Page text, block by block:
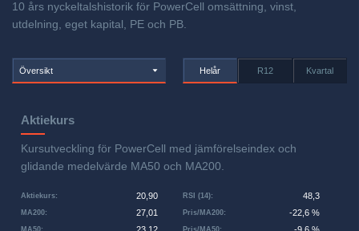
10 års nyckeltalshistorik för PowerCell omsättning, vinst,
utdelning, eget kapital, PE och PB.
Översikt Helår R12 Kvartal
Aktiekurs
Kursutveckling för PowerCell med jämförelseindex och
glidande medelvärde MA50 och MA200.
Aktiekurs: 20,90
MA200: 27,01 Pris/MA200: -22,6 %
RSI (14): 48,3